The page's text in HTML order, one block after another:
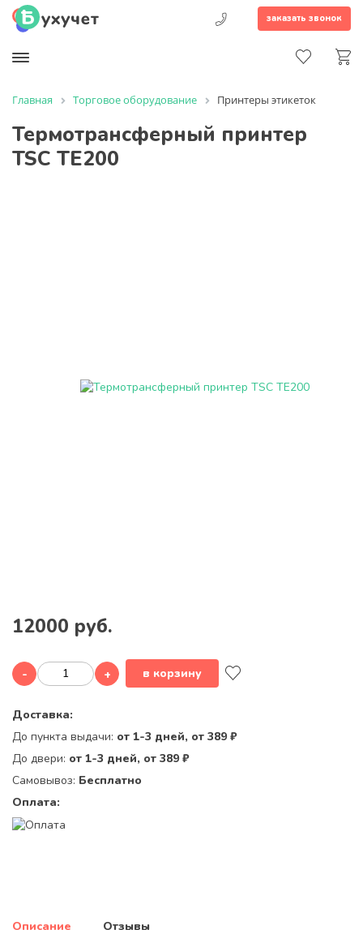
заказать звонок
Главная Торговое оборудование Принтеры этикеток
Термотрансферный принтер
TSC TE200
12000 руб.
- + в корзину
Доставка:
До пункта выдачи: от 1-3 дней, от 389 ₽
До двери: от 1-3 дней, от 389 ₽
Самовывоз: Бесплатно
Оплата:
Описание Отзывы